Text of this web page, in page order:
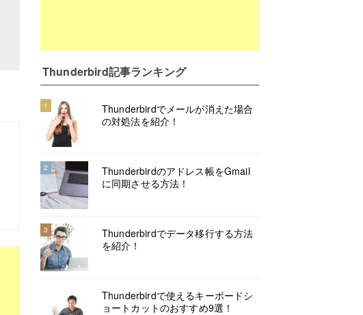
Thunderbird記事ランキング
1
Thunderbirdでメールが消えた場合
の対処法を紹介！
2
Thunderbirdのアドレス帳をGmail
に同期させる方法！
3
Thunderbirdでデータ移行する方法
を紹介！
Thunderbirdで使えるキーボードシ
ョートカットのおすすめ9選！